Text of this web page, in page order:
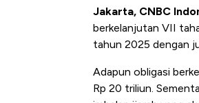
Jakarta, CNBC
berkelanjutan VII
tahun 2025 dengan
Adapun obligasi
Rp 20 triliun.